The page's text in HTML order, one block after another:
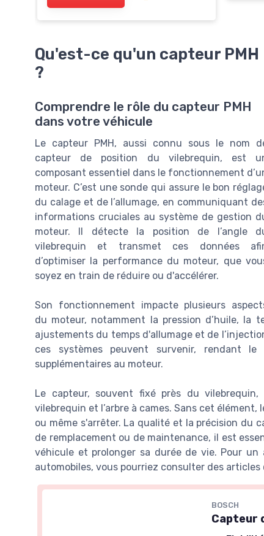
Qu'est-ce qu'un capteur PMH
?
Comprendre le rôle du capteur PMH
dans votre véhicule
Le capteur PMH, aussi connu sous le nom
capteur de position du vilebrequin, est
composant essentiel dans le fonctionnement
moteur. C’est une sonde qui assure le bon
du calage et de l’allumage, en communiquant
informations cruciales au système de gestion
moteur. Il détecte la position de l’angle
vilebrequin et transmet ces données
d’optimiser la performance du moteur, que
soyez en train de réduire ou d'accélérer.
Son fonctionnement impacte plusieurs
du moteur, notamment la pression d’huile, la
ajustements du temps d'allumage et de
ces systèmes peuvent survenir, rendant le
supplémentaires au moteur.
Le capteur, souvent fixé près du
vilebrequin et l’arbre à cames. Sans cet
ou même s'arrêter. La qualité et la précision du
de remplacement ou de maintenance, il est
véhicule et prolonger sa durée de vie. Pour
automobiles, vous pourriez consulter des
BOSCH
Capteur